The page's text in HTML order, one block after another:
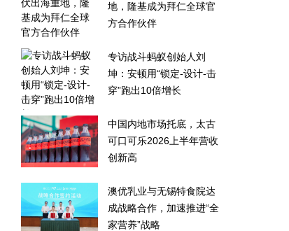
地，隆基成为拜仁全球官
方合作伙伴
专访战斗蚂蚁创始人刘
坤：安顿用“锁定-设计-击
穿”跑出10倍增长
中国内地市场托底，太古
可口可乐2026上半年营收
创新高
澳优乳业与无锡特食院达
成战略合作，加速推进“全
家营养”战略